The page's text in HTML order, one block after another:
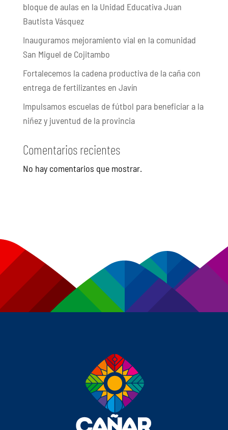
bloque de aulas en la Unidad Educativa Juan
Bautista Vásquez
Inauguramos mejoramiento vial en la comunidad
San Miguel de Cojitambo
Fortalecemos la cadena productiva de la caña con
entrega de fertilizantes en Javín
Impulsamos escuelas de fútbol para beneficiar a la
niñez y juventud de la provincia
Comentarios recientes
No hay comentarios que mostrar.